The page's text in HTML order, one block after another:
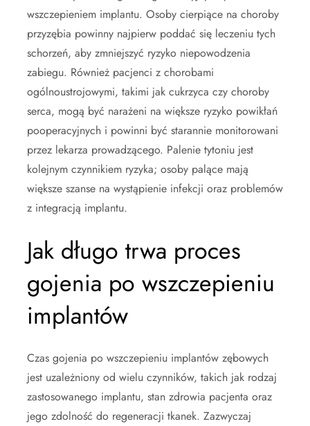
wszczepieniem implantu. Osoby cierpiące na choroby
przyzębia powinny najpierw poddać się leczeniu tych
schorzeń, aby zmniejszyć ryzyko niepowodzenia
zabiegu. Również pacjenci z chorobami
ogólnoustrojowymi, takimi jak cukrzyca czy choroby
serca, mogą być narażeni na większe ryzyko powikłań
pooperacyjnych i powinni być starannie monitorowani
przez lekarza prowadzącego. Palenie tytoniu jest
kolejnym czynnikiem ryzyka; osoby palące mają
większe szanse na wystąpienie infekcji oraz problemów
z integracją implantu.
Jak długo trwa proces
gojenia po wszczepieniu
implantów
Czas gojenia po wszczepieniu implantów zębowych
jest uzależniony od wielu czynników, takich jak rodzaj
zastosowanego implantu, stan zdrowia pacjenta oraz
jego zdolność do regeneracji tkanek. Zazwyczaj